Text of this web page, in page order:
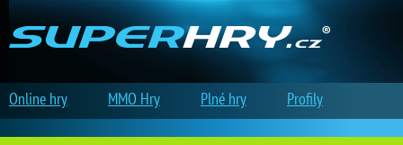
Online hry MMO Hry Plné hry Profily